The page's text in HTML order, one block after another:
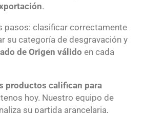
.
pasos: clasificar correctamente
su categoría de desgravación y
de Origen válido en cada
productos califican para
hoy. Nuestro equipo de
su partida arancelaria,